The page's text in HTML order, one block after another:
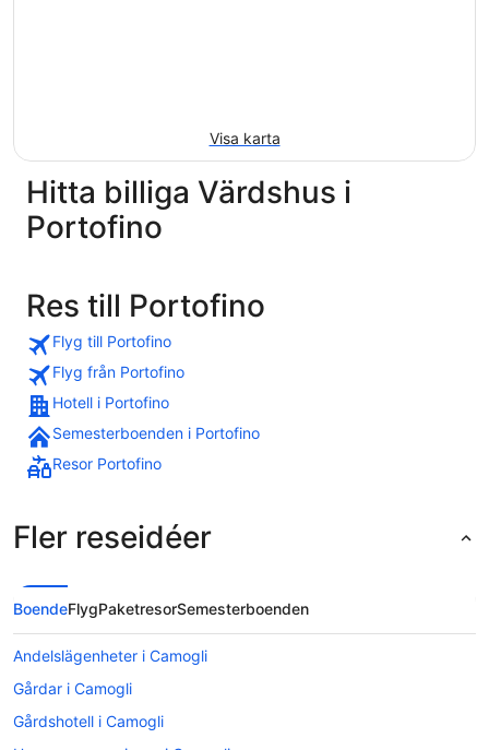
Visa karta
Hitta billiga Värdshus i
Portofino
Res till Portofino
Flyg till Portofino
Flyg från Portofino
Hotell i Portofino
Semesterboenden i Portofino
Resor Portofino
Fler reseidéer
BoendeFlygPaketresorSemesterboenden
Andelslägenheter i Camogli
Gårdar i Camogli
Gårdshotell i Camogli